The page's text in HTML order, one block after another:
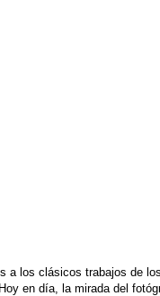
los clásicos trabajos de
en día, la mirada del